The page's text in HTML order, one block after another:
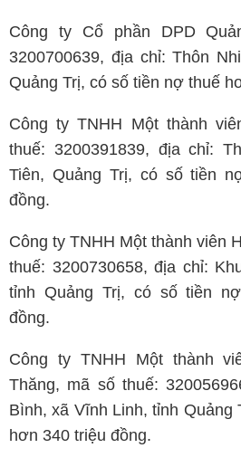
Công ty Cổ phần DPD
3200700639, địa chỉ: Thôn
Quảng Trị, có số tiền nợ thuế
Công ty TNHH Một thành
thuế: 3200391839, địa chỉ:
Tiên, Quảng Trị, có số tiền
đồng.
Công ty TNHH Một thành viên
thuế: 3200730658, địa chỉ:
tỉnh Quảng Trị, có số tiền
đồng.
Công ty TNHH Một thành
Thăng, mã số thuế:
Bình, xã Vĩnh Linh, tỉnh Quảng
hơn 340 triệu đồng.